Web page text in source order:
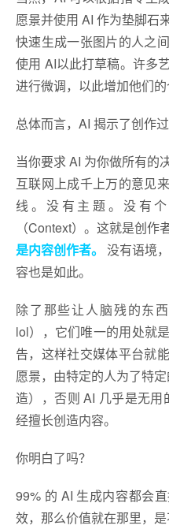
愿景并使用 AI 作为垫脚石
快速生成一张图片的人之
使用 AI以此打草稿。许多
进行微调，以此增加他们的
总体而言，AI 揭示了创作
当你要求 AI 为你做所有的
互联网上成千上万的意见
线。没有主题。没有
（Context）。这就是创作
是内容创作者。 没有语境
容也是如此。
除了那些让人脑残的东
lol），它们唯一的用处就
告，这样社交媒体平台就
愿景，由特定的人为了特
造），否则 AI 几乎是无
经擅长创造内容。
你明白了吗？
99% 的 AI 生成内容都会
效，那么价值就在那里，